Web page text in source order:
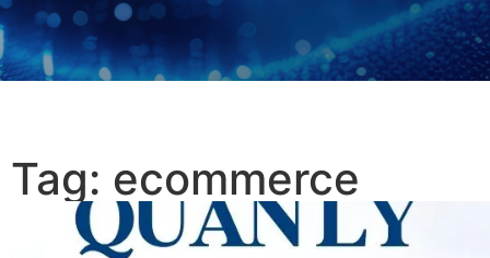
Tag: ecommerce